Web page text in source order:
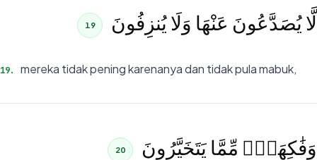
لَّا يُصَدَّعُونَ عَنْهَا وَلَا يُنزِفُونَ 19
19. mereka tidak pening karenanya dan tidak pula mabuk,
وَفَٰكِهَةٍۢ مِّمَّا يَتَخَيَّرُونَ 20